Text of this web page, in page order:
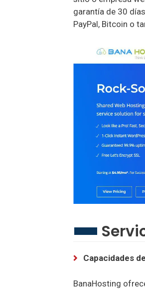
garantía de 30
PayPal, Bitcoin o
Capacidades
BanaHosting